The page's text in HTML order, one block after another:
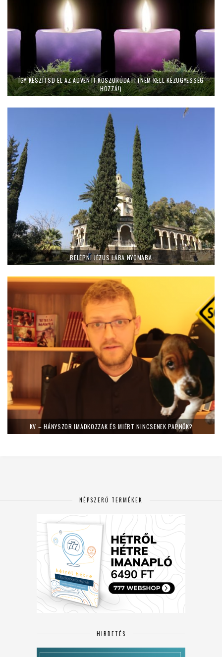
ÍGY KÉSZÍTSD EL AZ ADVENTI KOSZORÚDAT! (NEM KELL KÉZÜGYESSÉG
HOZZÁ!)
BELÉPNI JÉZUS LÁBA NYOMÁBA
KV – HÁNYSZOR IMÁDKOZZAK ÉS MIÉRT NINCSENEK PAPNŐK?
NÉPSZERŰ TERMÉKEK
HIRDETÉS